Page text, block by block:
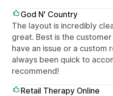
God N' Country
The layout is incredibly
great. Best is the
have an issue or a custom
always been quick to
recommend!
Retail Therapy Online